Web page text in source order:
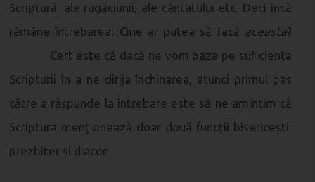
Scriptură, ale rugăciunii, ale cântatului etc. Deci încă
rămâne întrebarea: Cine ar putea să facă aceasta?
Cert este că dacă ne vom baza pe suficiența
Scripturii în a ne dirija închinarea, atunci primul pas
către a răspunde la întrebare este să ne amintim că
Scriptura menționează doar două funcții bisericești:
prezbiter și diacon.